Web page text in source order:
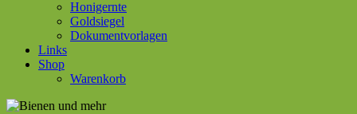
Honigernte
Goldsiegel
Dokumentvorlagen
Links
Shop
Warenkorb